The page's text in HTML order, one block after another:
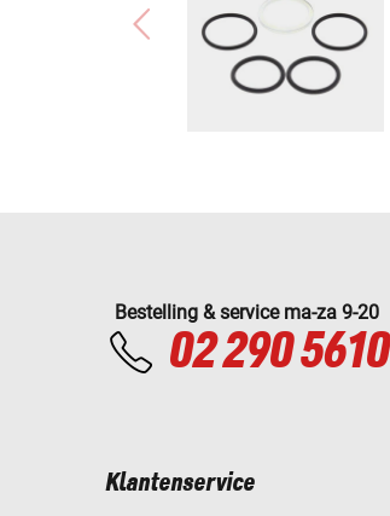
Bestelling & service ma-za 9-20
02 290 5610
Klantenservice